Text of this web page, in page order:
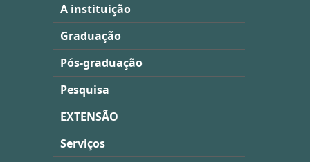
A instituição
Graduação
Pós-graduação
Pesquisa
EXTENSÃO
Serviços